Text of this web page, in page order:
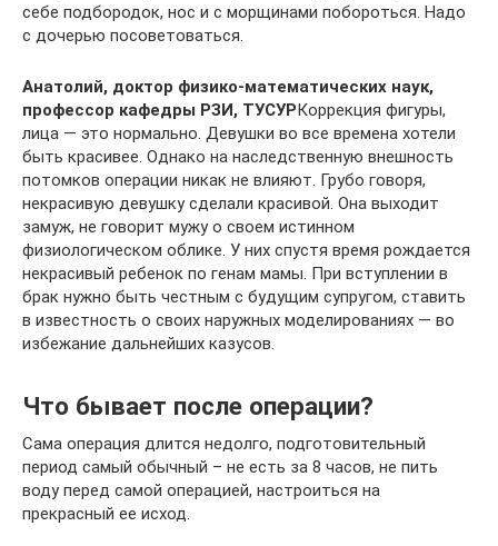
себе подбородок, нос и с морщинами побороться. Надо
с дочерью посоветоваться.
Анатолий, доктор физико-математических наук,
профессор кафедры РЗИ, ТУСУРКоррекция фигуры,
лица — это нормально. Девушки во все времена хотели
быть красивее. Однако на наследственную внешность
потомков операции никак не влияют. Грубо говоря,
некрасивую девушку сделали красивой. Она выходит
замуж, не говорит мужу о своем истинном
физиологическом облике. У них спустя время рождается
некрасивый ребенок по генам мамы. При вступлении в
брак нужно быть честным с будущим супругом, ставить
в известность о своих наружных моделированиях — во
избежание дальнейших казусов.
Что бывает после операции?
Сама операция длится недолго, подготовительный
период самый обычный – не есть за 8 часов, не пить
воду перед самой операцией, настроиться на
прекрасный ее исход.